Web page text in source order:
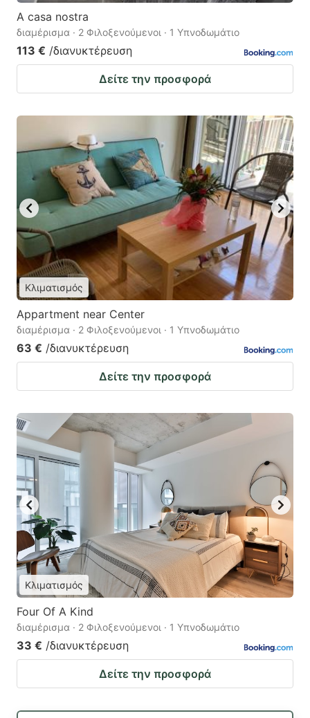
A casa nostra
διαμέρισμα · 2 Φιλοξενούμενοι · 1 Υπνοδωμάτιο
113 € /διανυκτέρευση
Δείτε την προσφορά
Κλιματισμός
Appartment near Center
διαμέρισμα · 2 Φιλοξενούμενοι · 1 Υπνοδωμάτιο
63 € /διανυκτέρευση
Δείτε την προσφορά
Κλιματισμός
Four Of A Kind
διαμέρισμα · 2 Φιλοξενούμενοι · 1 Υπνοδωμάτιο
33 € /διανυκτέρευση
Δείτε την προσφορά